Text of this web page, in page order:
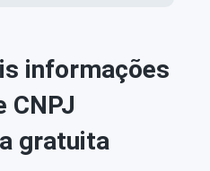
informações
CNPJ
gratuita